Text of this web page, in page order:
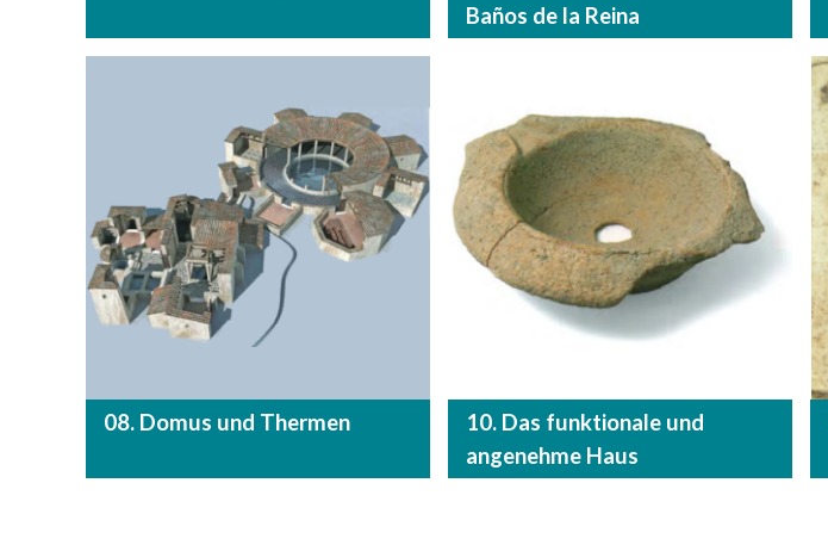
Baños de la Reina
08. Domus und Thermen
10. Das funktionale und
angenehme Haus